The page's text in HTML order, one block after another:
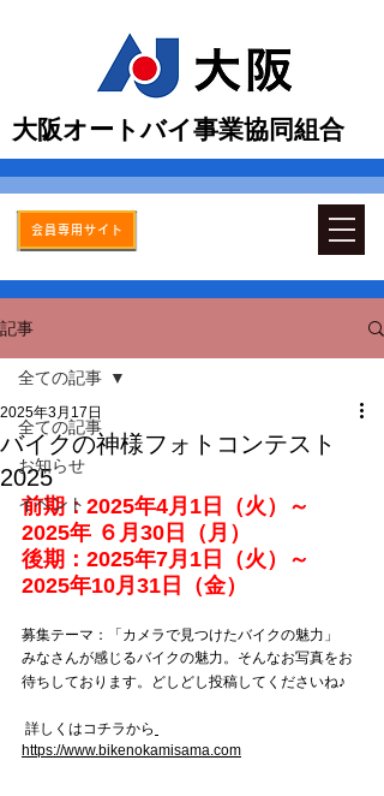
会員専用サイト
​大阪オートバイ事業協同組合
記事
全ての記事
お知らせ
イベント
全ての記事
バイクの神様フォトコンテスト
2025
2025年3月17日
前期：2025年4月1日（火）～
2025年 ６月30日（月）
後期：2025年7月1日（火）～
2025年10月31日（金）
募集テーマ：「カメラで見つけたバイクの魅力」
みなさんが感じるバイクの魅力。そんなお写真をお
待ちしております。どしどし投稿してくださいね♪
詳しくはコチラから
https://www.bikenokamisama.com